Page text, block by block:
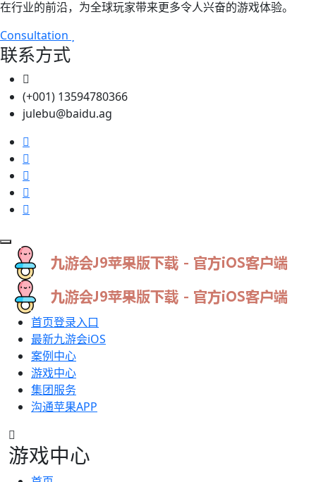
在行业的前沿，为全球玩家带来更多令人兴奋的游戏体验。
Consultation
联系方式
(+001) 13594780366
julebu@baidu.ag
首页登录入口
最新九游会iOS
案例中心
游戏中心
集团服务
沟通苹果APP
游戏中心